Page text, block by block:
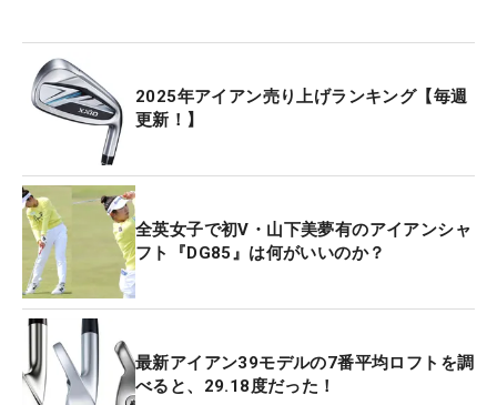
2025年アイアン売り上げランキング【毎週
更新！】
全英女子で初V・山下美夢有のアイアンシャ
フト『DG85』は何がいいのか？
最新アイアン39モデルの7番平均ロフトを調
べると、29.18度だった！